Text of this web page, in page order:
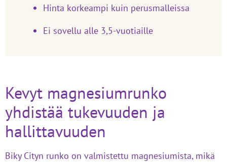
Hinta korkeampi kuin perusmalleissa
Ei sovellu alle 3,5-vuotiaille
Kevyt magnesiumrunko
yhdistää tukevuuden ja
hallittavuuden
Biky Cityn runko on valmistettu magnesiumista, mikä